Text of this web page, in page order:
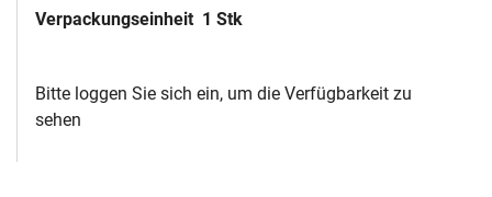
Verpackungseinheit 1 Stk
Bitte loggen Sie sich ein, um die Verfügbarkeit zu
sehen